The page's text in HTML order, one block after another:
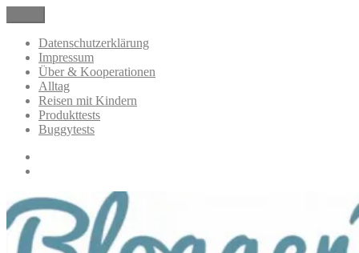
Inhalt
springen
BloggerMumOf3Boys Mamablog
Mamablog über das Leben mit drei Kindern mit Produkttests und
Alltagsthemen
Datenschutzerklärung
Impressum
Über & Kooperationen
Alltag
Reisen mit Kindern
Produkttests
Buggytests